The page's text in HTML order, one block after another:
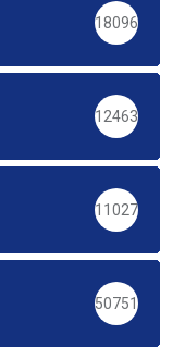
18096
12463
11027
50751